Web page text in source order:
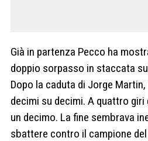
Già in partenza Pecco ha
doppio sorpasso in staccata
Dopo la caduta di Jorge
decimi su decimi. A quattro
un decimo. La fine sembrava
sbattere contro il campione